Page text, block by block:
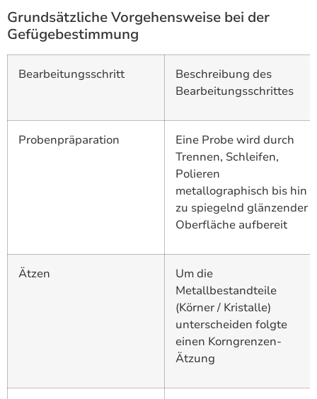
Grundsätzliche Vorgehensweise bei der
Gefügebestimmung
Bearbeitungsschritt
Beschreibung des
Bearbeitungsschrittes
Probenpräparation
Eine Probe wird durch
Trennen, Schleifen,
Polieren
metallographisch bis hin
zu spiegelnd glänzender
Oberfläche aufbereit
Ätzen
Um die
Metallbestandteile
(Körner / Kristalle)
unterscheiden folgte
einen Korngrenzen-
Ätzung